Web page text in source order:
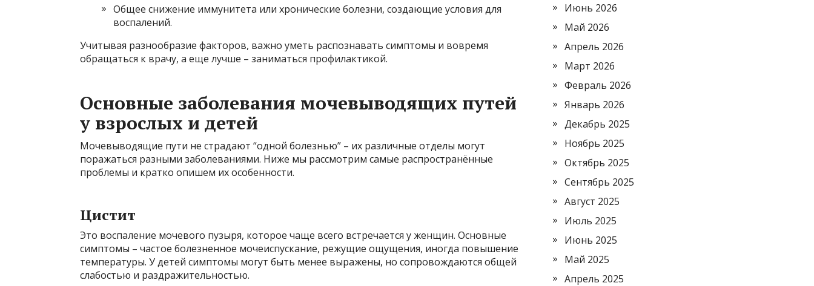
Общее снижение иммунитета или хронические болезни, создающие условия для
воспалений.
Учитывая разнообразие факторов, важно уметь распознавать симптомы и вовремя
обращаться к врачу, а еще лучше – заниматься профилактикой.
Основные заболевания мочевыводящих путей
у взрослых и детей
Мочевыводящие пути не страдают “одной болезнью” – их различные отделы могут
поражаться разными заболеваниями. Ниже мы рассмотрим самые распространённые
проблемы и кратко опишем их особенности.
Цистит
Это воспаление мочевого пузыря, которое чаще всего встречается у женщин. Основные
симптомы – частое болезненное мочеиспускание, режущие ощущения, иногда повышение
температуры. У детей симптомы могут быть менее выражены, но сопровождаются общей
слабостью и раздражительностью.
Июнь 2026
Май 2026
Апрель 2026
Март 2026
Февраль 2026
Январь 2026
Декабрь 2025
Ноябрь 2025
Октябрь 2025
Сентябрь 2025
Август 2025
Июль 2025
Июнь 2025
Май 2025
Апрель 2025